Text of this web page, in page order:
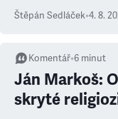
Štěpán Sedláček•4. 8.
Komentář•6 minut
Ján Markoš:
skryté